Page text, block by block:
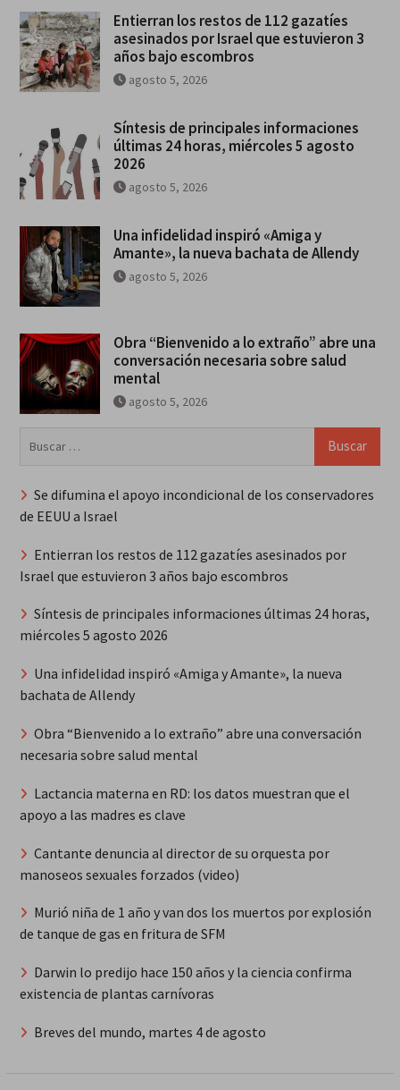
Entierran los restos de 112 gazatíes
asesinados por Israel que estuvieron 3
años bajo escombros
agosto 5, 2026
Síntesis de principales informaciones
últimas 24 horas, miércoles 5 agosto
2026
agosto 5, 2026
Una infidelidad inspiró «Amiga y
Amante», la nueva bachata de Allendy
agosto 5, 2026
Obra “Bienvenido a lo extraño” abre una
conversación necesaria sobre salud
mental
agosto 5, 2026
Se difumina el apoyo incondicional de los conservadores
de EEUU a Israel
Entierran los restos de 112 gazatíes asesinados por
Israel que estuvieron 3 años bajo escombros
Síntesis de principales informaciones últimas 24 horas,
miércoles 5 agosto 2026
Una infidelidad inspiró «Amiga y Amante», la nueva
bachata de Allendy
Obra “Bienvenido a lo extraño” abre una conversación
necesaria sobre salud mental
Lactancia materna en RD: los datos muestran que el
apoyo a las madres es clave
Cantante denuncia al director de su orquesta por
manoseos sexuales forzados (video)
Murió niña de 1 año y van dos los muertos por explosión
de tanque de gas en fritura de SFM
Darwin lo predijo hace 150 años y la ciencia confirma
existencia de plantas carnívoras
Breves del mundo, martes 4 de agosto